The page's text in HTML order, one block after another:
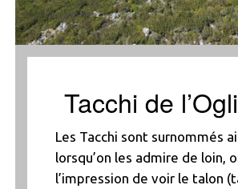
Tacchi de
Les Tacchi sont surnommés
lorsqu’on les admire de loin,
l’impression de voir le talon